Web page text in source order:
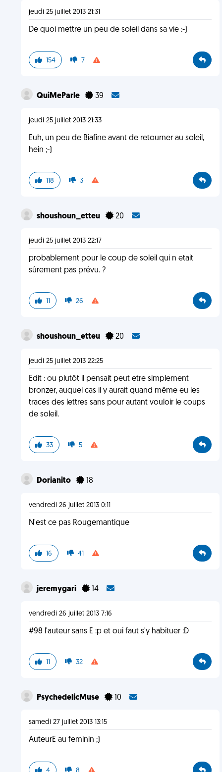
jeudi 25 juillet 2013 21:31
De quoi mettre un peu de soleil dans sa vie :-)
154 7
QuiMeParle 39
jeudi 25 juillet 2013 21:33
Euh, un peu de Biafine avant de retourner au soleil,
hein ;-)
118 3
shoushoun_etteu 20
jeudi 25 juillet 2013 22:17
probablement pour le coup de soleil qui n etait
sûrement pas prévu. ?
11 26
shoushoun_etteu 20
jeudi 25 juillet 2013 22:25
Edit : ou plutôt il pensait peut etre simplement
bronzer, auquel cas il y aurait quand même eu les
traces des lettres sans pour autant vouloir le coups
de soleil.
33 5
Dorianito 18
vendredi 26 juillet 2013 0:11
N'est ce pas Rougemantique
16 41
jeremygari 14
vendredi 26 juillet 2013 7:16
#98 l'auteur sans E :p et oui faut s'y habituer :D
11 32
PsychedelicMuse 10
samedi 27 juillet 2013 13:15
AuteurE au feminin ;)